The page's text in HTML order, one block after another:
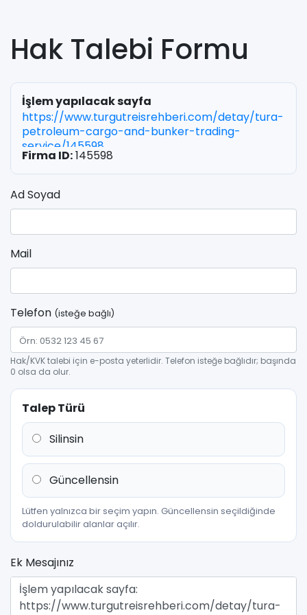
Hak Talebi Formu
İşlem yapılacak sayfa
https://www.turgutreisrehberi.com/detay/tura-
petroleum-cargo-and-bunker-trading-
service/145598
Firma ID:145598
Ad Soyad
Mail
Telefon (isteğe bağlı)
Hak/KVK talebi için e-posta yeterlidir. Telefon isteğe bağlıdır; başında
0 olsa da olur.
Talep Türü
Silinsin
Güncellensin
Lütfen yalnızca bir seçim yapın. Güncellensin seçildiğinde
doldurulabilir alanlar açılır.
Ek Mesajınız